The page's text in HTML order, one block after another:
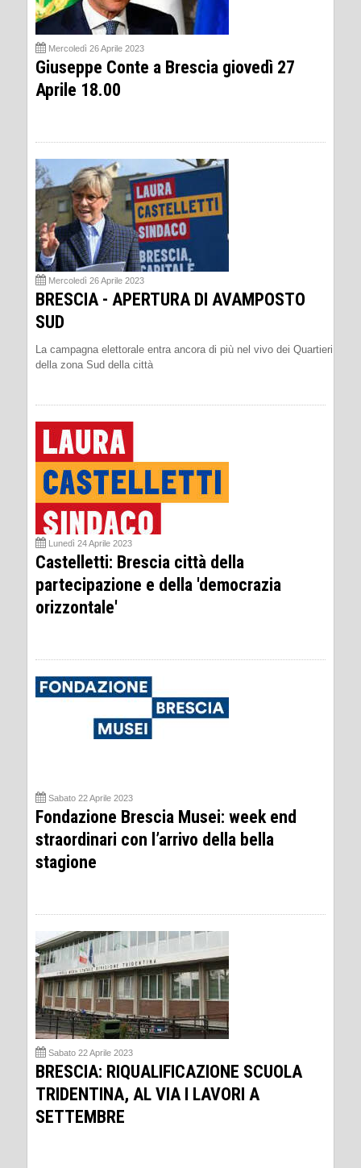
Mercoledì 26 Aprile 2023
Giuseppe Conte a Brescia giovedì 27
Aprile 18.00
Mercoledì 26 Aprile 2023
BRESCIA - APERTURA DI AVAMPOSTO
SUD
La campagna elettorale entra ancora di più nel vivo dei Quartieri
della zona Sud della città
Lunedì 24 Aprile 2023
Castelletti: Brescia città della
partecipazione e della 'democrazia
orizzontale'
Sabato 22 Aprile 2023
Fondazione Brescia Musei: week end
straordinari con l’arrivo della bella
stagione
Sabato 22 Aprile 2023
BRESCIA: RIQUALIFICAZIONE SCUOLA
TRIDENTINA, AL VIA I LAVORI A
SETTEMBRE